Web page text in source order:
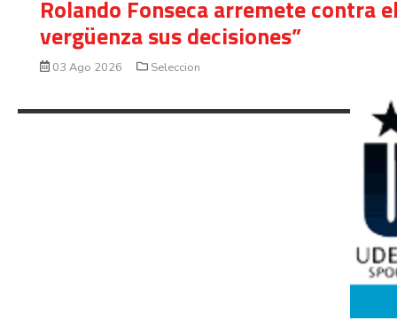
Rolando Fonseca arremete contra
vergüenza sus decisiones”
03 Ago 2026 Seleccion